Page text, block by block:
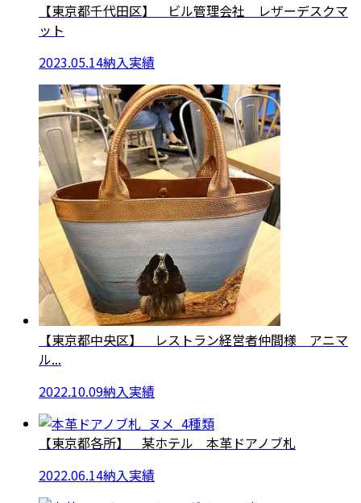
【東京都千代田区】 ビル管理会社 レザーデスクマ
ット
2023.05.14納入実績
【東京都中央区】 レストラン経営者仲間様 アニマ
ル...
2022.10.09納入実績
【東京都各所】 某ホテル 本革ドアノブ札
2022.06.14納入実績